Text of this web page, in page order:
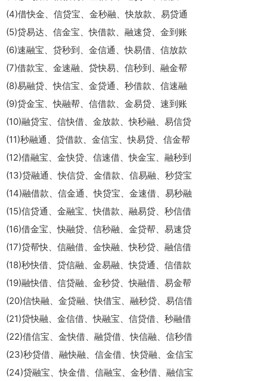
(4)借快金、信贷宝、金秒融、快放款、易贷通
(5)贷易达、信金宝、快借款、融速贷、金到账
(6)速融宝、贷秒到、金信通、快易借、信放款
(7)借款宝、金速融、贷快易、信秒到、融金帮
(8)易融贷、快信宝、金贷通、秒借款、信速融
(9)贷金宝、快融帮、信借款、金易贷、速到账
(10)融贷宝、信快借、金放款、快秒融、易信贷
(11)秒融通、贷借款、金信宝、快易贷、信金帮
(12)借融宝、金快贷、信速借、快金宝、融秒到
(13)贷融通、快信贷、金借款、信易融、秒贷宝
(14)融借款、信金通、快贷宝、金速借、易秒融
(15)信贷通、金融宝、快借款、融易贷、秒信借
(16)借金宝、快融贷、信秒融、金贷帮、易速贷
(17)贷帮快、信融借、金快融、快秒贷、融信借
(18)秒快借、贷信融、金易融、快贷通、信借款
(19)融快借、信贷融、金秒贷、快融借、易金帮
(20)信快融、金贷融、快借宝、融秒贷、易信借
(21)贷快融、金信借、快融宝、信贷借、秒融借
(22)借信宝、金快借、融贷借、快信融、信秒借
(23)秒贷借、融快融、信金借、快贷融、金信宝
(24)贷融宝、快金借、信融宝、金秒借、融信宝